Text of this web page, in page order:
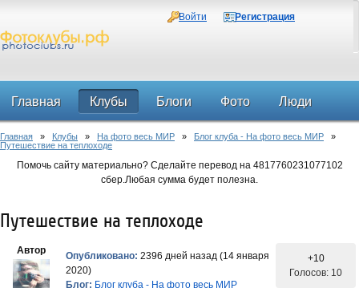
Войти Регистрация
Главная Клубы Блоги Фото Люди
Форум
Главная » Клубы » На фото весь МИР » Блог клуба - На фото весь МИР »
Путешествие на теплоходе
Помочь сайту материально? Сделайте перевод на 4817760231077102
сбер.Любая сумма будет полезна.
Путешествие на теплоходе
Автор Опубликовано: 2396 дней назад (14 января
2020)
Блог: Блог клуба - На фото весь МИР
+10
Голосов: 10